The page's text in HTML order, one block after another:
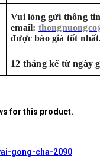
Vui lòng gửi thông
email:
được báo giá tốt
12 tháng kể từ ngày
for this product.